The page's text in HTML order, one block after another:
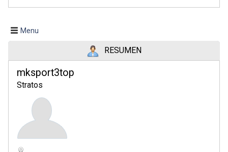
Menu
RESUMEN
mksport3top
Stratos